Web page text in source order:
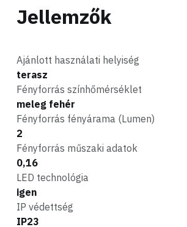
Jellemzők
Ajánlott használati helyiség
terasz
Fényforrás színhőmérséklet
meleg fehér
Fényforrás fényárama (Lumen)
2
Fényforrás műszaki adatok
0,16
LED technológia
igen
IP védettség
IP23